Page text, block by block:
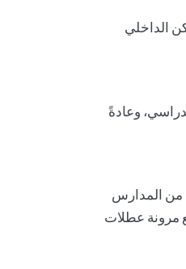
الداخلي
وعادةً
من المدارس
مرونة عطلات